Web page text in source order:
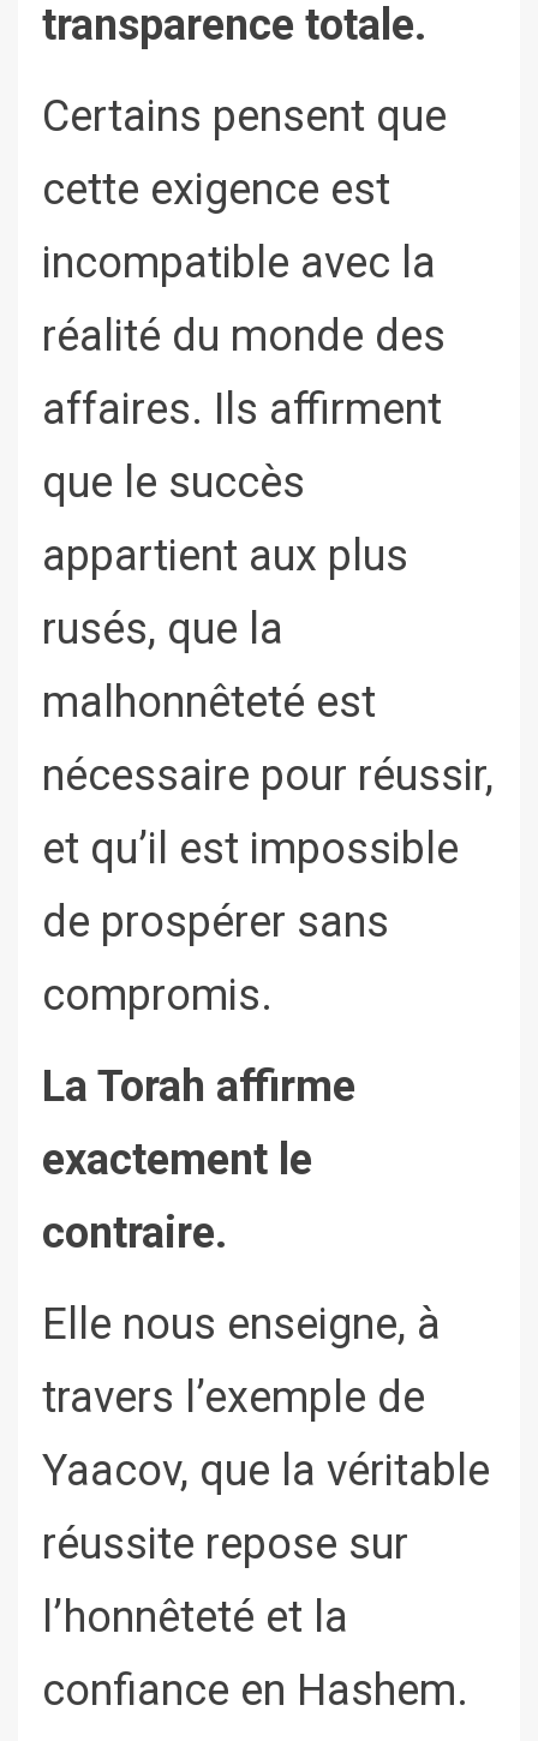
transparence totale.
Certains pensent que
cette exigence est
incompatible avec la
réalité du monde des
affaires. Ils affirment
que le succès
appartient aux plus
rusés, que la
malhonnêteté est
nécessaire pour réussir,
et qu’il est impossible
de prospérer sans
compromis.
La Torah affirme
exactement le
contraire.
Elle nous enseigne, à
travers l’exemple de
Yaacov, que la véritable
réussite repose sur
l’honnêteté et la
confiance en Hashem.